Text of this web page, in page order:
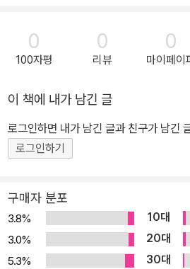
erback)
0
100자평
0
리뷰
0
마이페이
이 책에 내가 남긴 글
로그인하면 내가 남긴 글과 친구가 남긴
로그인하기
구매자 분포
3.8% 10대
3.0%
20대
5.3%
30대